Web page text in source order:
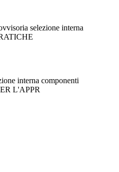
selezione interna
interna componenti
L'APPR